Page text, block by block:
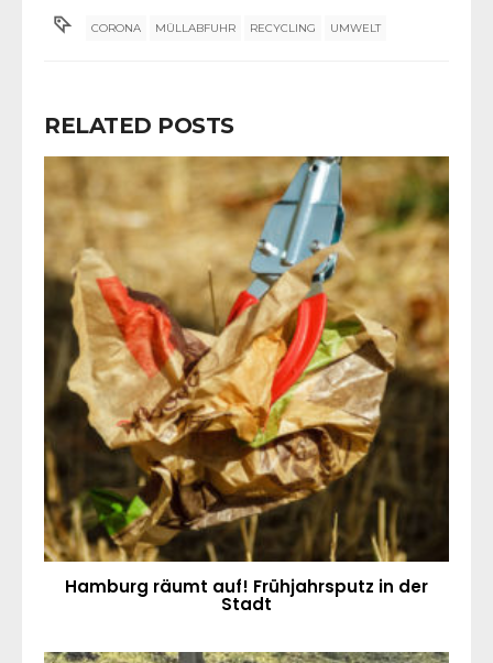
CORONA MÜLLABFUHR RECYCLING UMWELT
RELATED POSTS
Hamburg räumt auf! Frühjahrsputz in der
Stadt